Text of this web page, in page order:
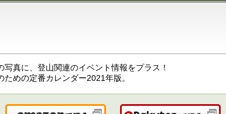
写真に、登山関連のイベント情報をプラス！
めの定番カレンダー2021年版。